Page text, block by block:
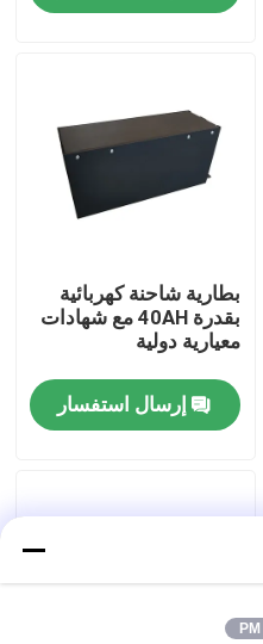
بطارية شاحنة كهربائية
بقدرة 40AH مع شهادات
معيارية دولية
إرسال استفسار